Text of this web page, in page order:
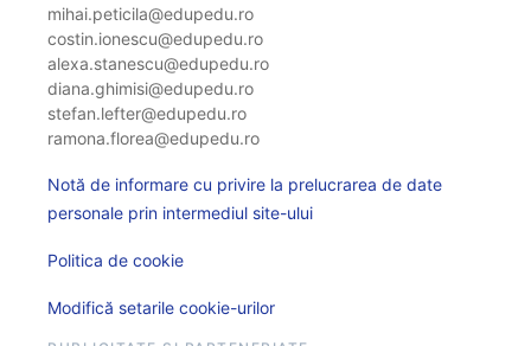
mihai.peticila@edupedu.ro
costin.ionescu@edupedu.ro
alexa.stanescu@edupedu.ro
diana.ghimisi@edupedu.ro
stefan.lefter@edupedu.ro
ramona.florea@edupedu.ro
Notă de informare cu privire la prelucrarea de date
personale prin intermediul site-ului
Politica de cookie
Modifică setarile cookie-urilor